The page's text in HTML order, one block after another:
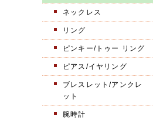
ネックレス
リング
ピンキー/トゥー リング
ピアス/イヤリング
ブレスレット/アンクレ
ット
腕時計